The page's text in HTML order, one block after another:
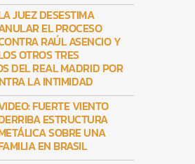
JUEZ DESESTIMA
EL PROCESO
RAÚL ASENCIO Y
OTROS TRES
DEL REAL MADRID POR
LA INTIMIDAD
FUERTE VIENTO
ESTRUCTURA
SOBRE UNA
EN BRASIL